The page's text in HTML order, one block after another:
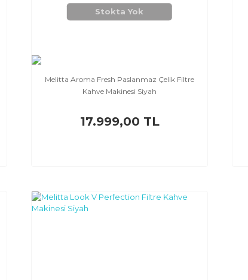
Stokta Yok
Melitta Aroma Fresh Paslanmaz Çelik Filtre
Kahve Makinesi Siyah
17.999,00 TL